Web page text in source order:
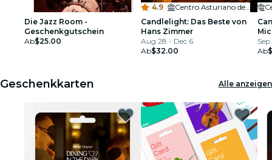
Die Jazz Room -
Geschenkgutschein
Ab$25.00
4.9 ·
Centro Asturiano de Tampa
Candlelight: Das Beste von
Hans Zimmer
Aug 28 - Dec 6
Ab$32.00
Sep
Ab
Geschenkkarten Alle anzeigen